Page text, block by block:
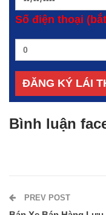
Số điện thoại
Bình luận
PREV POST